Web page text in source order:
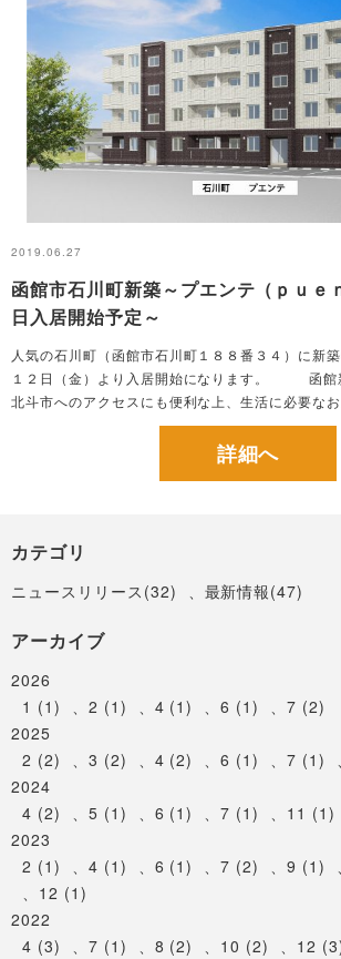
2019.06.27
函館市石川町新築～プエンテ（ｐｕｅ
日入居開始予定～
人気の石川町（函館市石川町１８８番３４）に新
１２日（金）より入居開始になります。 函館
北斗市へのアクセスにも便利な上、生活に必要な
立地になります。 ＮＣＶインターネット使い放題
詳細へ
カテゴリ
ニュースリリース(32) 、 最新情報(47)
アーカイブ
2026
1 (1)
、 2 (1) 、 4 (1) 、6 (1) 、7 (2)
2025
2 (2)
、 3 (2) 、 4 (2) 、6 (1) 、7 (1) 、
2024
4 (2)
、 5 (1) 、 6 (1) 、7 (1) 、 11 (1)
2023
2 (1)
、 4 (1) 、 6 (1) 、7 (2) 、9 (1) 、
、 12 (1)
2022
4 (3)
、 7 (1) 、 8 (2) 、 10 (2) 、 12